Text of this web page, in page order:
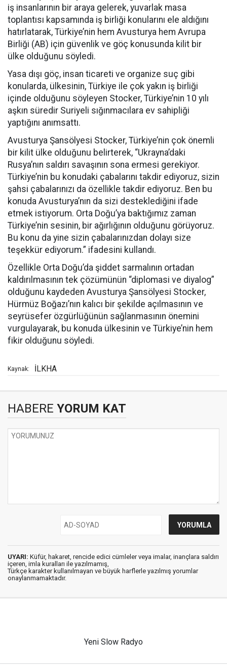
iş insanlarının bir araya gelerek, yuvarlak masa
toplantısı kapsamında iş birliği konularını ele aldığını
hatırlatarak, Türkiye’nin hem Avusturya hem Avrupa
Birliği (AB) için güvenlik ve göç konusunda kilit bir
ülke olduğunu söyledi.
Yasa dışı göç, insan ticareti ve organize suç gibi
konularda, ülkesinin, Türkiye ile çok yakın iş birliği
içinde olduğunu söyleyen Stocker, Türkiye’nin 10 yılı
aşkın süredir Suriyeli sığınmacılara ev sahipliği
yaptığını anımsattı.
Avusturya Şansölyesi Stocker, Türkiye’nin çok önemli
bir kilit ülke olduğunu belirterek, “Ukrayna’daki
Rusya’nın saldırı savaşının sona ermesi gerekiyor.
Türkiye’nin bu konudaki çabalarını takdir ediyoruz, sizin
şahsi çabalarınızı da özellikle takdir ediyoruz. Ben bu
konuda Avusturya’nın da sizi desteklediğini ifade
etmek istiyorum. Orta Doğu’ya baktığımız zaman
Türkiye’nin sesinin, bir ağırlığının olduğunu görüyoruz.
Bu konu da yine sizin çabalarınızdan dolayı size
teşekkür ediyorum.” ifadesini kullandı.
Özellikle Orta Doğu’da şiddet sarmalının ortadan
kaldırılmasının tek çözümünün “diplomasi ve diyalog”
olduğunu kaydeden Avusturya Şansölyesi Stocker,
Hürmüz Boğazı’nın kalıcı bir şekilde açılmasının ve
seyrüsefer özgürlüğünün sağlanmasının önemini
vurgulayarak, bu konuda ülkesinin ve Türkiye’nin hem
fikir olduğunu söyledi.
Kaynak: İLKHA
HABERE YORUM KAT
UYARI: Küfür, hakaret, rencide edici cümleler veya imalar, inançlara saldırı
içeren, imla kuralları ile yazılmamış,
Türkçe karakter kullanılmayan ve büyük harflerle yazılmış yorumlar
onaylanmamaktadır.
Yeni Slow Radyo